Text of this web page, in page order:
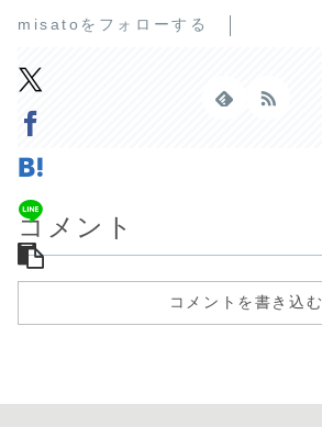
misatoをフォローする
コメント
コメントを書き込む